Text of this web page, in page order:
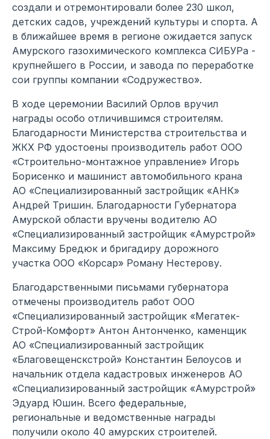
создали и отремонтировали более 230 школ,
детских садов, учреждений культуры и спорта. А
в ближайшее время в регионе ожидается запуск
Амурского газохимического комплекса СИБУРа -
крупнейшего в России, и завода по переработке
сои группы компании «Содружество».
В ходе церемонии Василий Орлов вручил
награды особо отличившимся строителям.
Благодарности Министерства строительства и
ЖКХ РФ удостоены производитель работ ООО
«Строительно-монтажное управление» Игорь
Борисенко и машинист автомобильного крана
АО «Специализированный застройщик «АНК»
Андрей Тришин. Благодарности Губернатора
Амурской области вручены водителю АО
«Специализированный застройщик «Амурстрой»
Максиму Бредюк и бригадиру дорожного
участка ООО «Корсар» Роману Нестерову.
Благодарственными письмами губернатора
отмечены производитель работ ООО
«Специализированный застройщик «Мегатек-
Строй-Комфорт» Антон Антонченко, каменщик
АО «Специализированный застройщик
«Благовещенскстрой» Константин Белоусов и
начальник отдела кадастровых инженеров АО
«Специализированный застройщик «Амурстрой»
Эдуард Юшин. Всего федеральные,
региональные и ведомственные награды
получили около 40 амурских строителей.